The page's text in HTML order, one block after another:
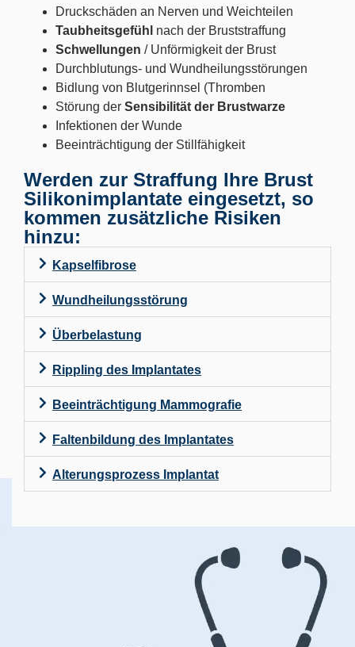
Druckschäden an Nerven und Weichteilen
Taubheitsgefühl nach der Bruststraffung
Schwellungen / Unförmigkeit der Brust
Durchblutungs- und Wundheilungsstörungen
Bidlung von Blutgerinnsel (Thromben
Störung der Sensibilität der Brustwarze
Infektionen der Wunde
Beeinträchtigung der Stillfähigkeit
Werden zur Straffung Ihre Brust
Silikonimplantate eingesetzt, so
kommen zusätzliche Risiken
hinzu:
Kapselfibrose
Wundheilungsstörung
Überbelastung
Rippling des Implantates
Beeinträchtigung Mammografie
Faltenbildung des Implantates
Alterungsprozess Implantat